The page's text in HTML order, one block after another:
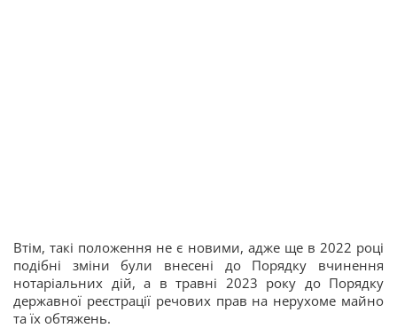
Втім, такі положення не є новими, адже ще в 2022 році
подібні зміни були внесені до Порядку вчинення
нотаріальних дій, а в травні 2023 року до Порядку
державної реєстрації речових прав на нерухоме майно
та їх обтяжень.